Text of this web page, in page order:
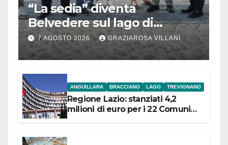
“La sedia” diventa
Belvedere sul lago di
Bracciano: ieri
l’inaugurazione
7 AGOSTO 2026 GRAZIAROSA VILLANI
ANGUILLARA BRACCIANO LAGO TREVIGNANO
Regione Lazio: stanziati 4,2
milioni di euro per i 22 Comuni